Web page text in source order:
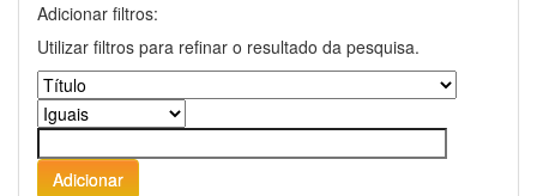
Adicionar filtros:
Utilizar filtros para refinar o resultado da pesquisa.